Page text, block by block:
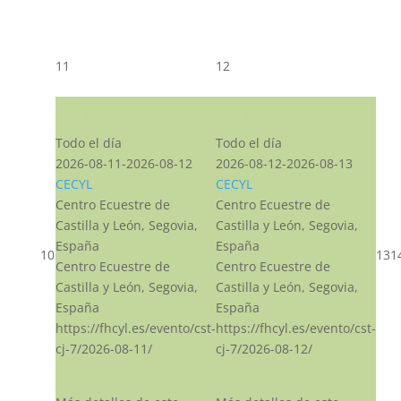
10
11
Todo el día
2026-08-11-2026-08-12
CECYL
Centro Ecuestre de
Castilla y León, Segovia,
España
Centro Ecuestre de
Castilla y León, Segovia,
España
https://fhcyl.es/evento/cst-
cj-7/2026-08-11/
12
Todo el día
2026-08-12-2026-08-13
CECYL
Centro Ecuestre de
Castilla y León, Segovia,
España
Centro Ecuestre de
Castilla y León, Segovia,
España
https://fhcyl.es/evento/cst-
cj-7/2026-08-12/
13